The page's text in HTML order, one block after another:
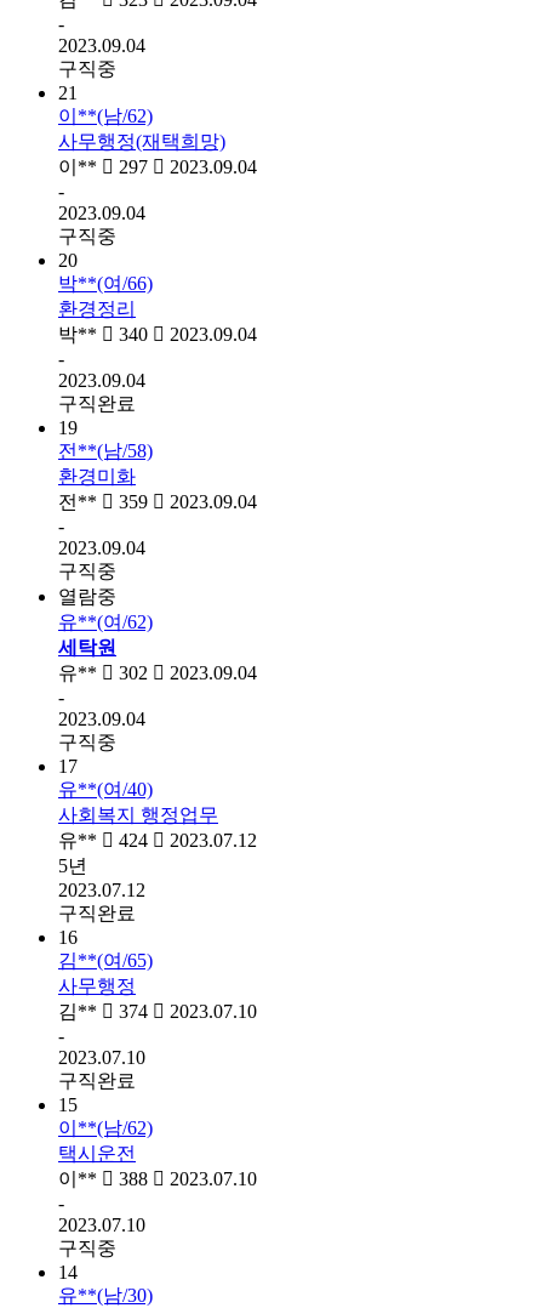
-
2023.09.04
구직중
21
이**(남/62)
사무행정(재택희망)
이**
297
2023.09.04
-
2023.09.04
구직중
20
박**(여/66)
환경정리
박**
340
2023.09.04
-
2023.09.04
구직완료
19
전**(남/58)
환경미화
전**
359
2023.09.04
-
2023.09.04
구직중
열람중
유**(여/62)
세탁원
유**
302
2023.09.04
-
2023.09.04
구직중
17
유**(여/40)
사회복지 행정업무
유**
424
2023.07.12
5년
2023.07.12
구직완료
16
김**(여/65)
사무행정
김**
374
2023.07.10
-
2023.07.10
구직완료
15
이**(남/62)
택시운전
이**
388
2023.07.10
-
2023.07.10
구직중
14
유**(남/30)